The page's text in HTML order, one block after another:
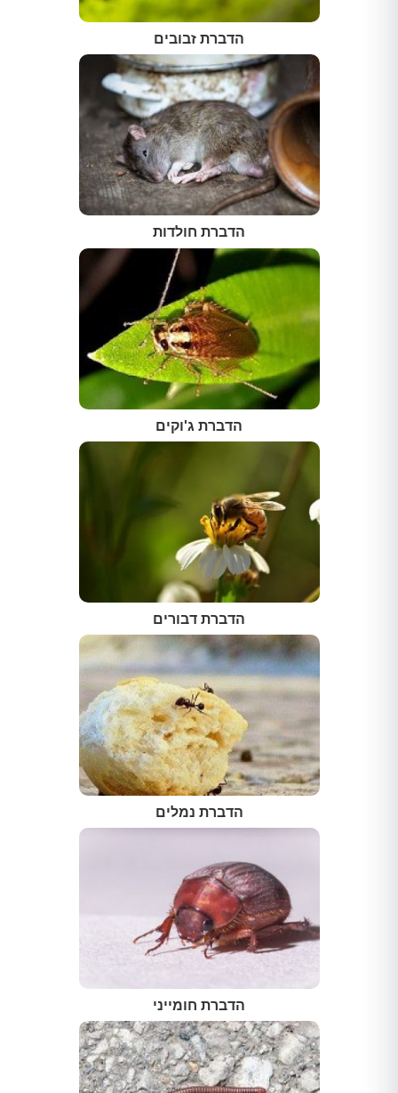
הדברת זבובים
הדברת חולדות
הדברת ג'וקים
הדברת דבורים
הדברת נמלים
הדברת חומייני